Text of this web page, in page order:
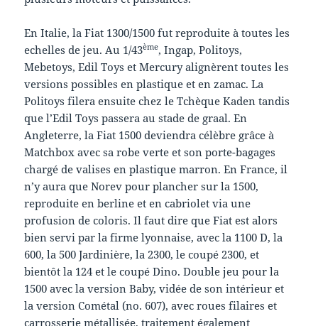
En Italie, la Fiat 1300/1500 fut reproduite à toutes les
echelles de jeu. Au 1/43ème, Ingap, Politoys,
Mebetoys, Edil Toys et Mercury alignèrent toutes les
versions possibles en plastique et en zamac. La
Politoys filera ensuite chez le Tchèque Kaden tandis
que l’Edil Toys passera au stade de graal. En
Angleterre, la Fiat 1500 deviendra célèbre grâce à
Matchbox avec sa robe verte et son porte-bagages
chargé de valises en plastique marron. En France, il
n’y aura que Norev pour plancher sur la 1500,
reproduite en berline et en cabriolet via une
profusion de coloris. Il faut dire que Fiat est alors
bien servi par la firme lyonnaise, avec la 1100 D, la
600, la 500 Jardinière, la 2300, le coupé 2300, et
bientôt la 124 et le coupé Dino. Double jeu pour la
1500 avec la version Baby, vidée de son intérieur et
la version Cométal (no. 607), avec roues filaires et
carrosserie métallisée, traitement également